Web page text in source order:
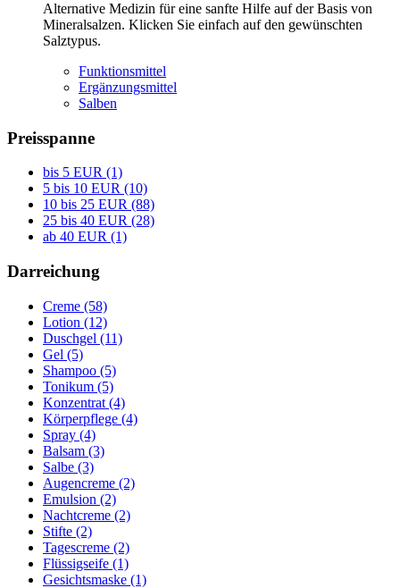
Alternative Medizin für eine sanfte Hilfe auf der Basis von
Mineralsalzen. Klicken Sie einfach auf den gewünschten
Salztypus.
Funktionsmittel
Ergänzungsmittel
Salben
Preisspanne
bis 5 EUR (1)
5 bis 10 EUR (10)
10 bis 25 EUR (88)
25 bis 40 EUR (28)
ab 40 EUR (1)
Darreichung
Creme (58)
Lotion (12)
Duschgel (11)
Gel (5)
Shampoo (5)
Tonikum (5)
Konzentrat (4)
Körperpflege (4)
Spray (4)
Balsam (3)
Salbe (3)
Augencreme (2)
Emulsion (2)
Nachtcreme (2)
Stifte (2)
Tagescreme (2)
Flüssigseife (1)
Gesichtsmaske (1)